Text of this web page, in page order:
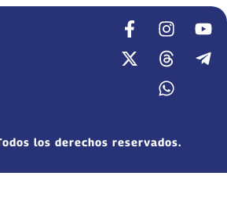
los derechos reservados.